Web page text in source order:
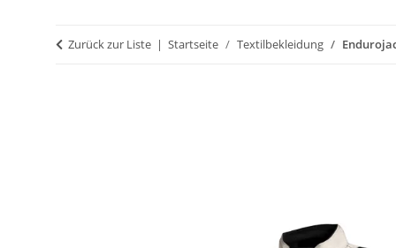
Zurück zur Liste Startseite Textilbekleidung